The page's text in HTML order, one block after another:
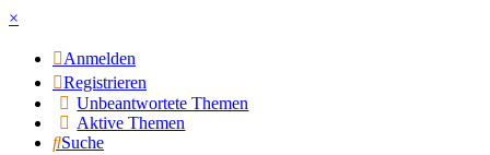
×
Anmelden
Registrieren
Unbeantwortete Themen
Aktive Themen
Suche